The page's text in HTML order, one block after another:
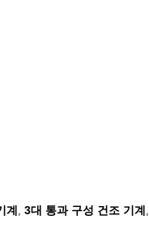
계 , 3대 통과 구성 건조 기계 ,